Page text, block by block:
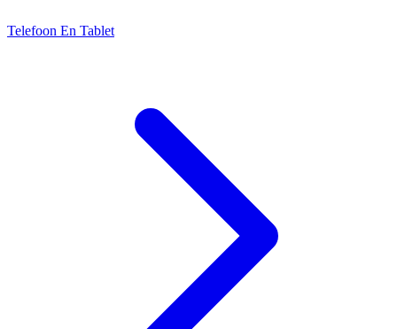
Telefoon En Tablet